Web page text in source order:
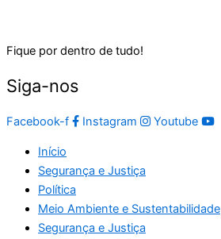
Fique por dentro de tudo!
Siga-nos
Facebook-f Instagram Youtube
Início
Segurança e Justiça
Política
Meio Ambiente e Sustentabilidade
Segurança e Justiça